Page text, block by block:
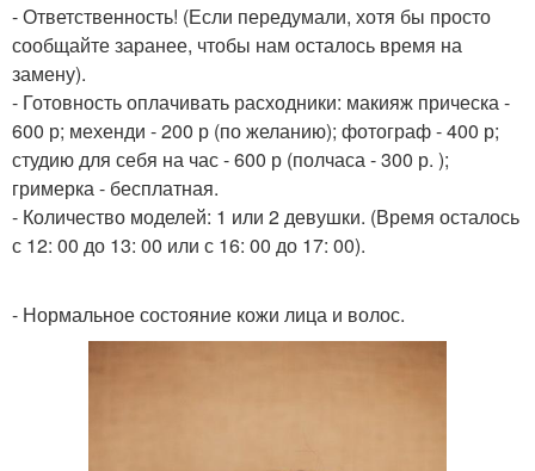
- Ответственность! (Если передумали, хотя бы просто
сообщайте заранее, чтобы нам осталось время на
замену).
- Готовность оплачивать расходники: макияж прическа -
600 р; мехенди - 200 р (по желанию); фотограф - 400 р;
студию для себя на час - 600 р (полчаса - 300 р. );
гримерка - бесплатная.
- Количество моделей: 1 или 2 девушки. (Время осталось
с 12: 00 до 13: 00 или с 16: 00 до 17: 00).
- Нормальное состояние кожи лица и волос.